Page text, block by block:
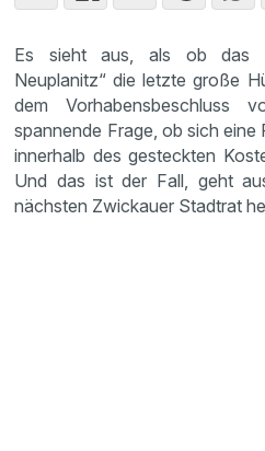
Es sieht aus, als ob das
Neuplanitz“ die letzte große
dem
spannende Frage, ob sich eine
innerhalb des gesteckten
Und das ist der Fall, geht
nächsten Zwickauer Stadtrat